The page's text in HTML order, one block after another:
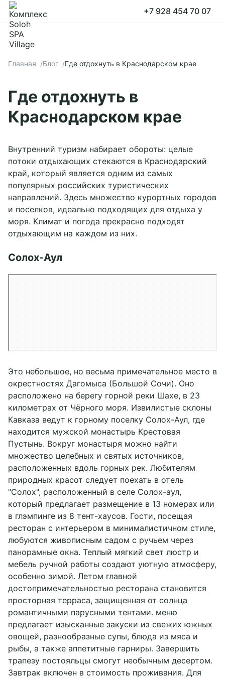
+7 928 454 70 07
Главная Блог Где отдохнуть в Краснодарском крае
Где отдохнуть в
Краснодарском крае
Внутренний туризм набирает обороты: целые
потоки отдыхающих стекаются в Краснодарский
край, который является одним из самых
популярных российских туристических
направлений. Здесь множество курортных городов
и поселков, идеально подходящих для отдыха у
моря. Климат и погода прекрасно подходят
отдыхающим на каждом из них.
Солох-Аул
Это небольшое, но весьма примечательное место в
окрестностях Дагомыса (Большой Сочи). Оно
расположено на берегу горной реки Шахе, в 23
километрах от Чёрного моря. Извилистые склоны
Кавказа ведут к горному поселку Солох-Аул, где
находится мужской монастырь Крестовая
Пустынь. Вокруг монастыря можно найти
множество целебных и святых источников,
расположенных вдоль горных рек. Любителям
природных красот следует поехать в отель
"Солох", расположенный в селе Солох-аул,
который предлагает размещение в 13 номерах или
в глэмпинге из 8 тент-хаусов. Гости, посещая
ресторан с интерьером в минималистичном стиле,
любуются живописным садом с ручьем через
панорамные окна. Теплый мягкий свет люстр и
мебель ручной работы создают уютную атмосферу,
особенно зимой. Летом главной
достопримечательностью ресторана становится
просторная терраса, защищенная от солнца
романтичными парусными тентами. меню
предлагает изысканные закуски из свежих южных
овощей, разнообразные супы, блюда из мяса и
рыбы, а также аппетитные гарниры. Завершить
трапезу постояльцы смогут необычным десертом.
Завтрак включен в стоимость проживания. Для
Принять все